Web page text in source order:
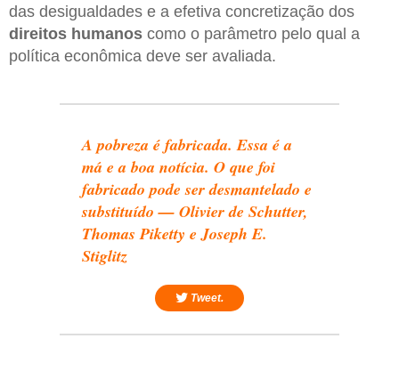
das desigualdades e a efetiva concretização dos
direitos humanos como o parâmetro pelo qual a
política econômica deve ser avaliada.
A pobreza é fabricada. Essa é a
má e a boa notícia. O que foi
fabricado pode ser desmantelado e
substituído — Olivier de Schutter,
Thomas Piketty e Joseph E.
Stiglitz
Tweet.